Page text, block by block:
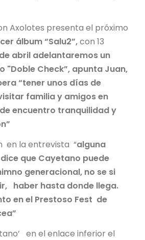
Axolotes presenta el próximo
álbum “Salu2”,con 13
de abril adelantaremos un
"Doble Check”, apunta Juan,
“tener unos días de
familia y amigos en
encuentro tranquilidad y
en la entrevista “alguna
que Cayetano puede
generacional, no se si
haber hasta donde llega.
en el Prestoso Fest de
en el enlace inferior el